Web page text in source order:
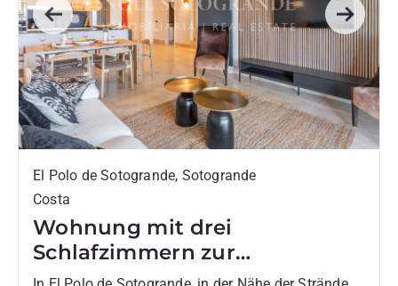
Previous Next
El Polo de Sotogrande, Sotogrande
Costa
Wohnung mit drei
Schlafzimmern zur
Vermietung in El Polo de